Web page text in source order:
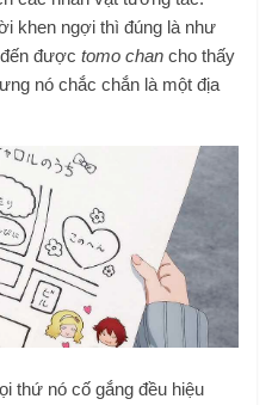
khen ngợi thì đúng là như
đến đượctomo chan cho thấy
nó chắc chắn là một địa
thứ nó cố gắng đều hiệu